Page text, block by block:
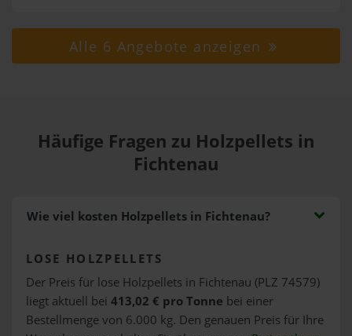
Alle 6 Angebote anzeigen
Häufige Fragen zu Holzpellets in
Fichtenau
Wie viel kosten Holzpellets in Fichtenau?
LOSE HOLZPELLETS
Der Preis für lose Holzpellets in Fichtenau (PLZ 74579)
liegt aktuell bei 413,02 € pro Tonne bei einer
Bestellmenge von 6.000 kg. Den genauen Preis für Ihre